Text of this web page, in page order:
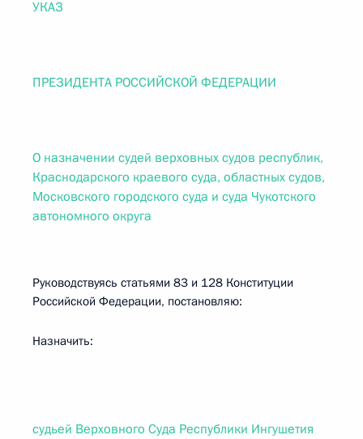
УКАЗ
ПРЕЗИДЕНТА РОССИЙСКОЙ ФЕДЕРАЦИИ
О назначении судей верховных судов республик,
Краснодарского краевого суда, областных судов,
Московского городского суда и суда Чукотского
автономного округа
Руководствуясь статьями 83 и 128 Конституции
Российской Федерации, постановляю:
Назначить:
судьей Верховного Суда Республики Ингушетия